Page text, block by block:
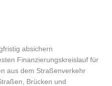
absichern
Finanzierungskreislauf für
aus dem Straßenverkehr
Brücken und